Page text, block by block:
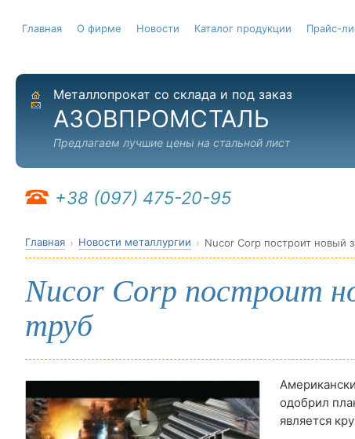
Главная О фирме Новости Каталог продукции Прайс-
На главную
Отправить письмо
Металлопрокат со склада и под заказ
АЗОВПРОМСТАЛЬ
Предлагаем лучшие цены на стальной лист
+38 (097) 475-20-95
Главная Новости металлургии Nucor Corp построит новый
Nucor Corp построит
труб
одобрил
является